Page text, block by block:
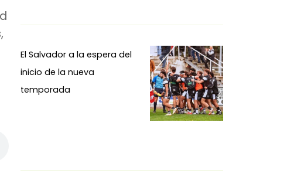
El Salvador a la espera del
inicio de la nueva
temporada